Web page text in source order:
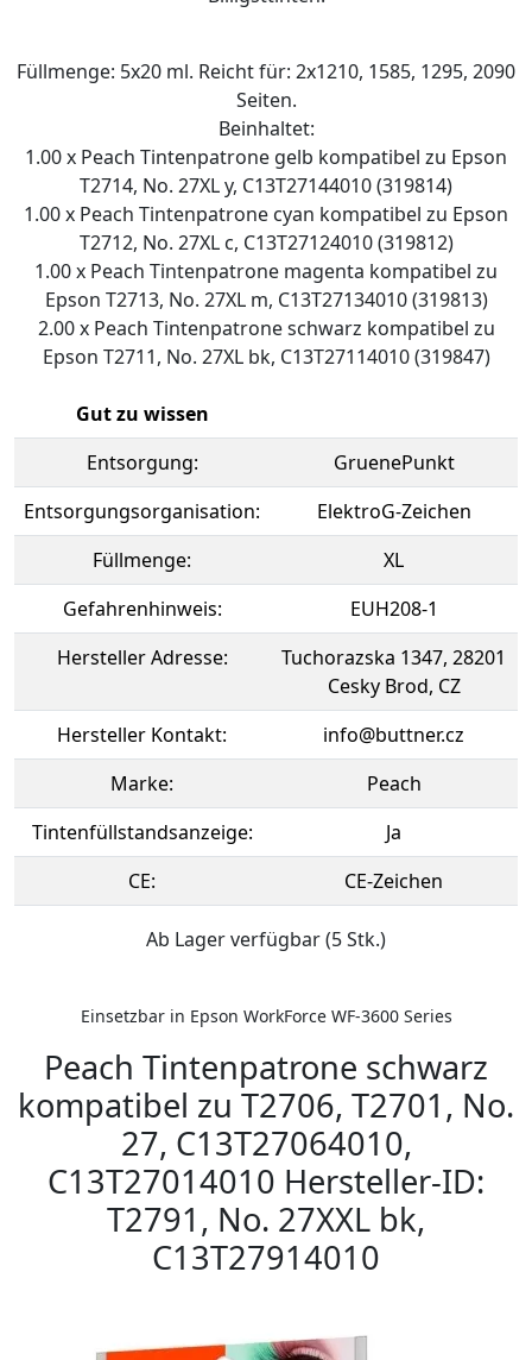
Füllmenge: 5x20 ml. Reicht für: 2x1210, 1585, 1295, 2090
Seiten.
Beinhaltet:
1.00 x Peach Tintenpatrone gelb kompatibel zu Epson
T2714, No. 27XL y, C13T27144010 (319814)
1.00 x Peach Tintenpatrone cyan kompatibel zu Epson
T2712, No. 27XL c, C13T27124010 (319812)
1.00 x Peach Tintenpatrone magenta kompatibel zu
Epson T2713, No. 27XL m, C13T27134010 (319813)
2.00 x Peach Tintenpatrone schwarz kompatibel zu
Epson T2711, No. 27XL bk, C13T27114010 (319847)
Gut zu wissen
Entsorgung:
GruenePunkt
Entsorgungsorganisation:
ElektroG-Zeichen
Füllmenge:
XL
Gefahrenhinweis:
EUH208-1
Hersteller Adresse:
Tuchorazska 1347, 28201
Cesky Brod, CZ
Hersteller Kontakt:
info@buttner.cz
Marke:
Peach
Tintenfüllstandsanzeige:
Ja
CE:
CE-Zeichen
Ab Lager verfügbar (5 Stk.)
Einsetzbar in Epson WorkForce WF-3600 Series
Peach Tintenpatrone schwarz
kompatibel zu T2706, T2701, No.
27, C13T27064010,
C13T27014010 Hersteller-ID:
T2791, No. 27XXL bk,
C13T27914010